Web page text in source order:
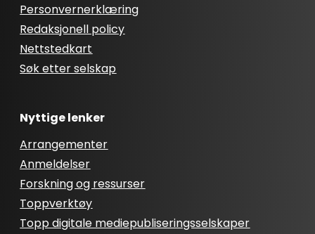
Personvernerklæring
Redaksjonell policy
Nettstedkart
Søk etter selskap
Nyttige lenker
Arrangementer
Anmeldelser
Forskning og ressurser
Toppverktøy
Topp digitale mediepubliseringsselskaper